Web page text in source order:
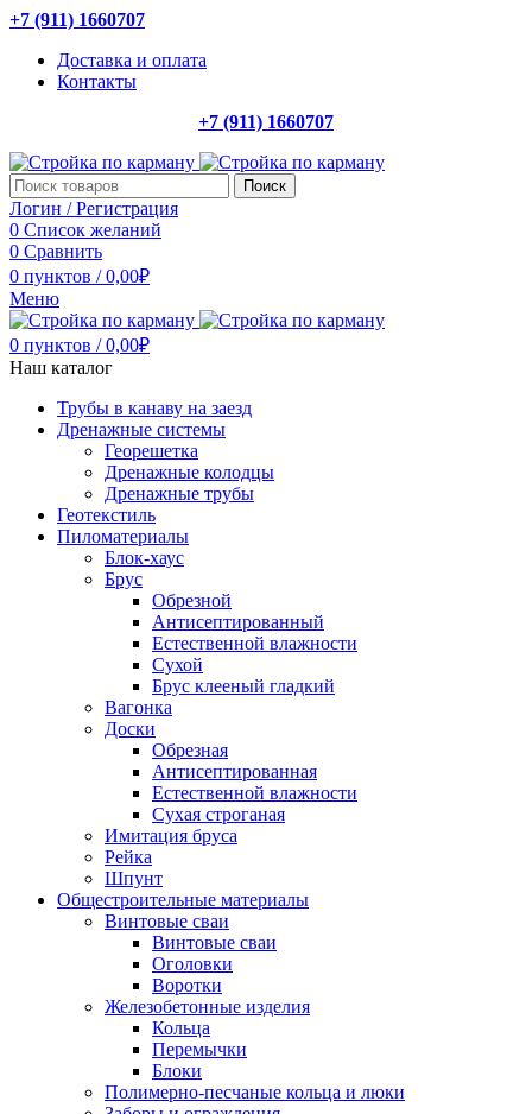
+7 (911) 1660707
Доставка и оплата
Контакты
+7 (911) 1660707
Поиск
Логин / Регистрация
0 Список желаний
0 Сравнить
0 пунктов / 0,00₽
Меню
0 пунктов / 0,00₽
Наш каталог
Трубы в канаву на заезд
Дренажные системы
Георешетка
Дренажные колодцы
Дренажные трубы
Геотекстиль
Пиломатериалы
Блок-хаус
Брус
Обрезной
Антисептированный
Естественной влажности
Сухой
Брус клееный гладкий
Вагонка
Доски
Обрезная
Антисептированная
Естественной влажности
Сухая строганая
Имитация бруса
Рейка
Шпунт
Общестроительные материалы
Винтовые сваи
Винтовые сваи
Оголовки
Воротки
Железобетонные изделия
Кольца
Перемычки
Блоки
Полимерно-песчаные кольца и люки